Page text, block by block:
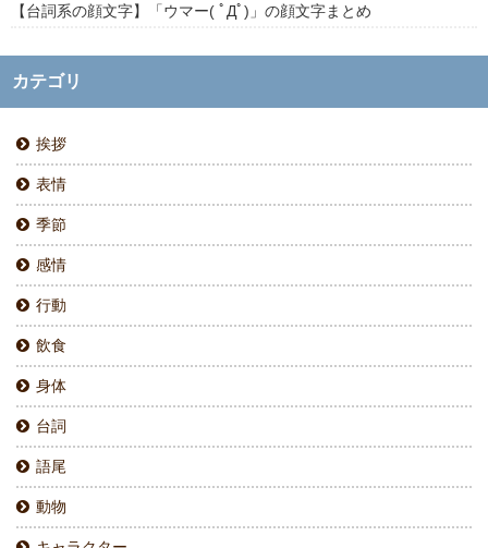
【台詞系の顔文字】「ウマー( ﾟДﾟ)」の顔文字まとめ
カテゴリ
挨拶
表情
季節
感情
行動
飲食
身体
台詞
語尾
動物